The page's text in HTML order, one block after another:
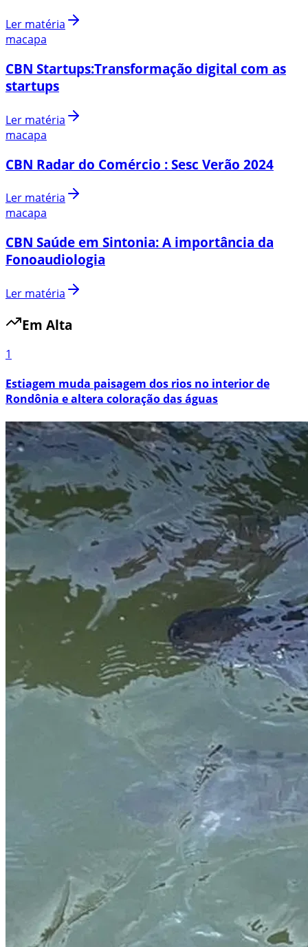
Ler matéria
macapa
CBN Startups:Transformação digital com as
startups
Ler matéria
macapa
CBN Radar do Comércio : Sesc Verão 2024
Ler matéria
macapa
CBN Saúde em Sintonia: A importância da
Fonoaudiologia
Ler matéria
Em Alta
1
Estiagem muda paisagem dos rios no interior de
Rondônia e altera coloração das águas